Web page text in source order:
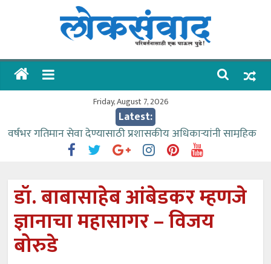
लोकसंवाद
ताज्या
Friday, August 7, 2026
Latest:
वर्षभर गतिमान सेवा देण्यासाठी प्रशासकीय अधिकाऱ्यांनी सामुहिक
प्रयत्न करावे – आमदार काळे
काळे
आत्मामालिक गुरूकूलाचे २२८ विद्यार्थी शिष्यवृत्तीस पात्र
ईच्छा आणि मेहनतीच्या बळावर यश मिळवता येते – शिवप्रसाद
पंडोरे
आमदार आशुतोष काळे यांचा वाढदिवस विविध सामाजिक
डॉ. बाबासाहेब आंबेडकर म्हणजे
ज्ञानाचा महासागर – विजय
बोरुडे